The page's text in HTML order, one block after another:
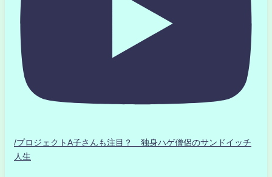
/プロジェクトA子さんも注目？ 独身ハゲ僧侶のサンドイッチ
人生